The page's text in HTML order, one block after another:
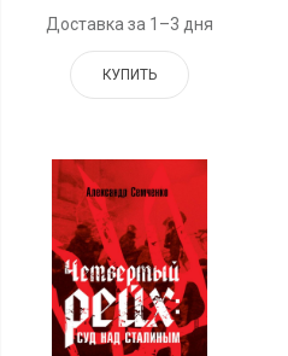
Доставка за 1–3 дня
КУПИТЬ